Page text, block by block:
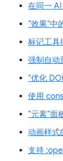
在同一
“效果”中
标记工具
强制自动
“优化
使用
“元素”面
动画样式
支持